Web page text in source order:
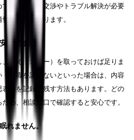
ください。交渉やトラブル解決が必要
な場合があります。
全ですか？
控え（コピー）を取っておけば足りま
退職を認めないといった場合は、内容
示を記録に残す方法もあります。どの
め、相談窓口で確認すると安心です。
れません。